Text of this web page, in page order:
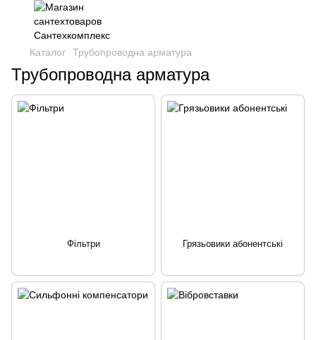
Каталог Трубопроводна арматура
Трубопроводна арматура
Фільтри Грязьовики абонентські